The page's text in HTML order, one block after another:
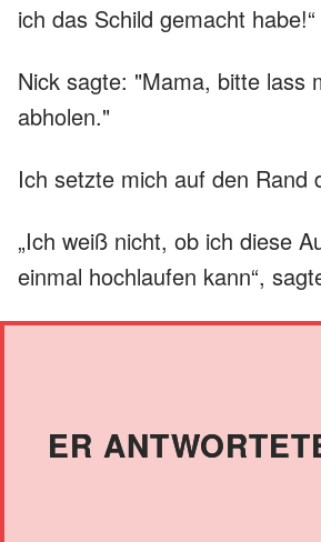
ich das Schild gemacht habe!“
Nick sagte: "Mama, bitte lass
abholen."
Ich setzte mich auf den Rand
„Ich weiß nicht, ob ich diese
einmal hochlaufen kann“,
ER